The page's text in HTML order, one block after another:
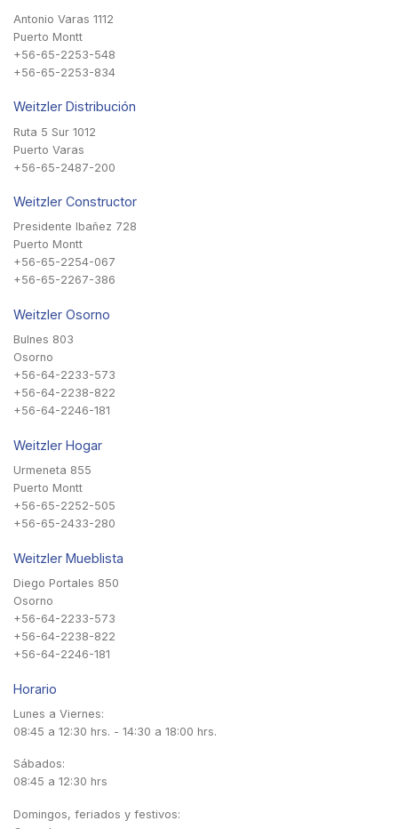
Antonio Varas 1112
Puerto Montt
+56-65-2253-548
+56-65-2253-834
Weitzler Distribución
Ruta 5 Sur 1012
Puerto Varas
+56-65-2487-200
Weitzler Constructor
Presidente Ibañez 728
Puerto Montt
+56-65-2254-067
+56-65-2267-386
Weitzler Osorno
Bulnes 803
Osorno
+56-64-2233-573
+56-64-2238-822
+56-64-2246-181
Weitzler Hogar
Urmeneta 855
Puerto Montt
+56-65-2252-505
+56-65-2433-280
Weitzler Mueblista
Diego Portales 850
Osorno
+56-64-2233-573
+56-64-2238-822
+56-64-2246-181
Horario
Lunes a Viernes:
08:45 a 12:30 hrs. - 14:30 a 18:00 hrs.
Sábados:
08:45 a 12:30 hrs
Domingos, feriados y festivos: